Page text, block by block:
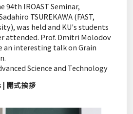
94th IROAST Seminar,
TSUREKAWA (FAST,
was held and KU's students
attended. Prof. Dmitri Molodov
an interesting talk on Grain
Science and Technology
| 開式挨拶